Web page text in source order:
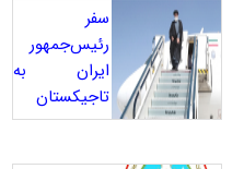
سفر
رئیس‌جمهور
ایران به
تاجیکستان